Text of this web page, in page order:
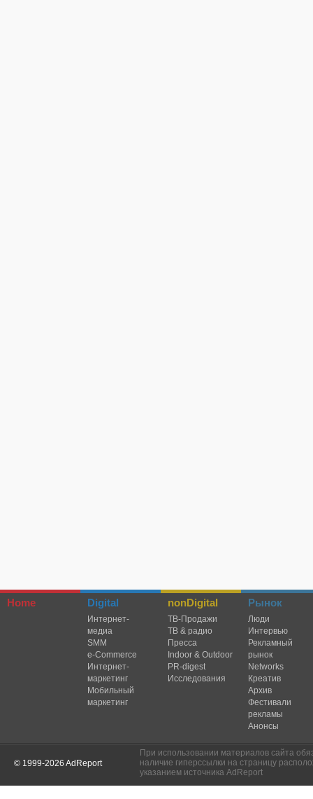
Home Digital
Интернет-
медиа
SMM
e-Commerce
Интернет-
маркетинг
Мобильный
маркетинг
nonDigital
TВ-Продажи
ТВ & радио
Пресса
Indoor & Outdoor
PR-digest
Исследования
Рынок
Люди
Интервью
Рекламный
рынок
Networks
Креатив
Архив
Фестивали
рекламы
Анонсы
© 1999-2026 AdReport
При использовании материалов сайта
наличие гиперссылки на страницу
указанием источника AdReport